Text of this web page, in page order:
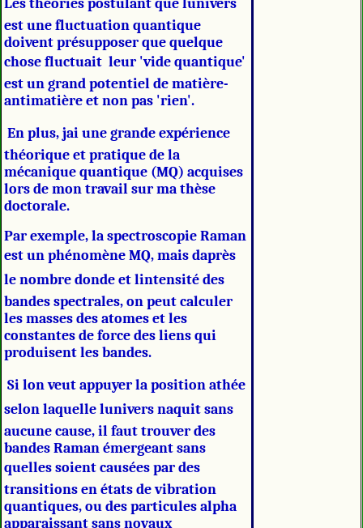
Les théories postulant que lunivers
est une fluctuation quantique
doivent présupposer que quelque
chose fluctuait  leur 'vide quantique'
est un grand potentiel de matière-
antimatière et non pas 'rien'.
En plus, jai une grande expérience
théorique et pratique de la
mécanique quantique (MQ) acquises
lors de mon travail sur ma thèse
doctorale.
Par exemple, la spectroscopie Raman
est un phénomène MQ, mais daprès
le nombre donde et lintensité des
bandes spectrales, on peut calculer
les masses des atomes et les
constantes de force des liens qui
produisent les bandes.
Si lon veut appuyer la position athée
selon laquelle lunivers naquit sans
aucune cause, il faut trouver des
bandes Raman émergeant sans
quelles soient causées par des
transitions en états de vibration
quantiques, ou des particules alpha
apparaissant sans noyaux